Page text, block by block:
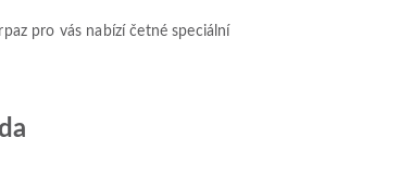
pro vás nabízí četné speciální